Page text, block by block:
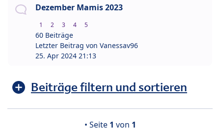
Dezember Mamis 2023
1 2 3 4 5
60 Beiträge
Letzter Beitrag von Vanessav96
25. Apr 2024 21:13
Beiträge filtern und sortieren
• Seite 1 von 1